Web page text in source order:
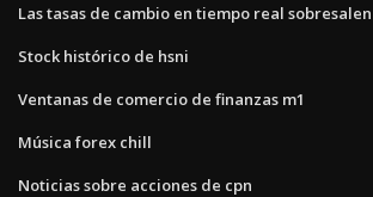
Las tasas de cambio en tiempo real sobresalen
Stock histórico de hsni
Ventanas de comercio de finanzas m1
Música forex chill
Noticias sobre acciones de cpn